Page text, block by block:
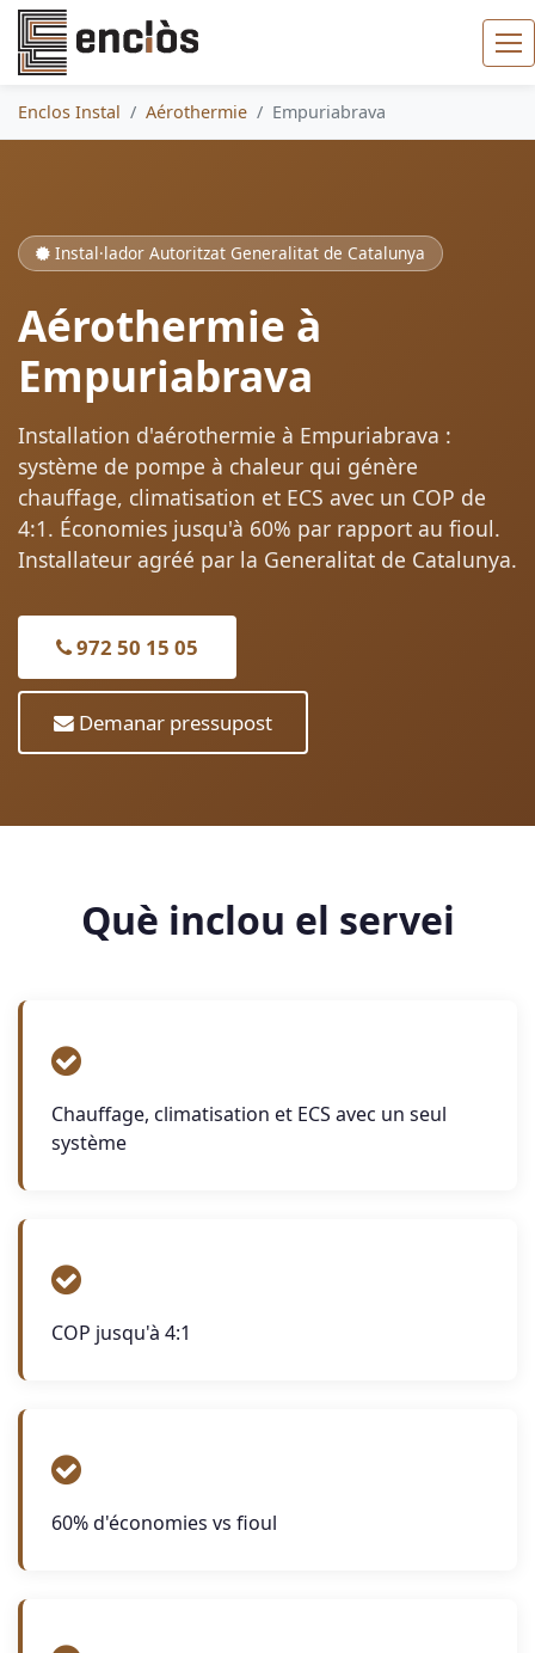
Enclos Instal Aérothermie Empuriabrava
Instal·lador Autoritzat Generalitat de Catalunya
Aérothermie à
Empuriabrava
Installation d'aérothermie à Empuriabrava :
système de pompe à chaleur qui génère
chauffage, climatisation et ECS avec un COP de
4:1. Économies jusqu'à 60% par rapport au fioul.
Installateur agréé par la Generalitat de Catalunya.
972 50 15 05
Demanar pressupost
Què inclou el servei
Chauffage, climatisation et ECS avec un seul
système
COP jusqu'à 4:1
60% d'économies vs fioul